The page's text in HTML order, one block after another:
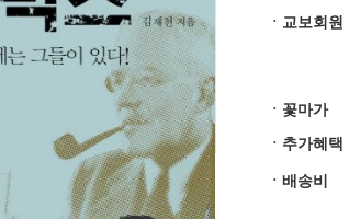
ㆍ교보회원
ㆍ꽃마가
ㆍ추가혜택
ㆍ배송비